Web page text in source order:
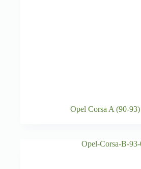
Opel Corsa A (90-93)